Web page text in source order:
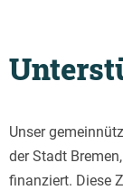
Unser
der Stadt
finanziert. Diese